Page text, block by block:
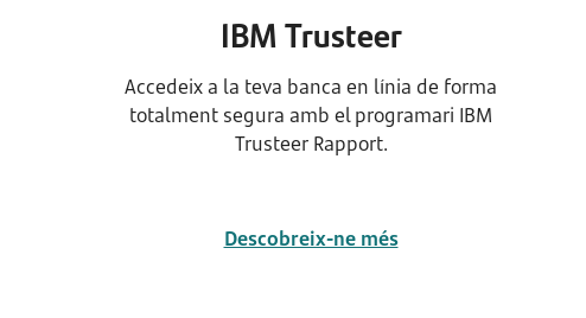
IBM Trusteer
Accedeix a la teva banca en línia de forma
totalment segura amb el programari IBM
Trusteer Rapport.
Descobreix-ne més